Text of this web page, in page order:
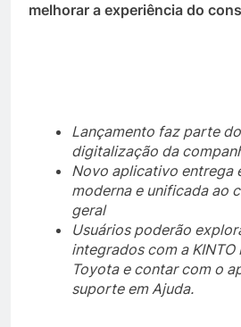
melhorar a experiência do
Lançamento faz parte
digitalização da
Novo aplicativo entrega
moderna e unificada ao
geral
Usuários poderão
integrados com a
Toyota e contar com o
suporte em Ajuda.